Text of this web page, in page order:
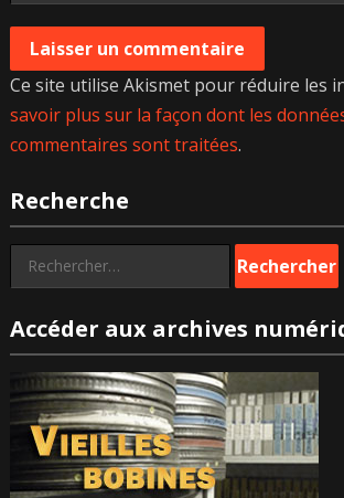
Ce site utilise Akismet pour réduire les
savoir plus sur la façon dont les
commentaires sont traitées.
Recherche
Rechercher :
Accéder aux archives